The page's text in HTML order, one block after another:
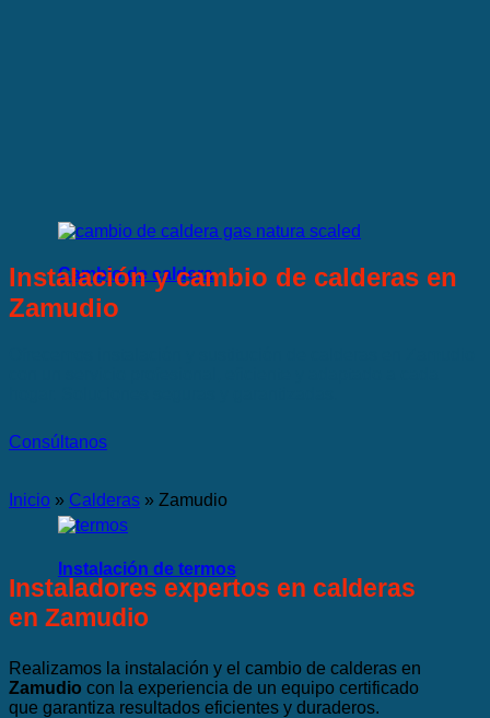
Cambio de caldera
Instalación de termos
Instalación y cambio de calderas en
Zamudio
Consúltanos
Inicio » Calderas » Zamudio
Instaladores expertos en calderas
en Zamudio
Realizamos la instalación y el cambio de calderas en
Zamudio con la experiencia de un equipo certificado
que garantiza resultados eficientes y duraderos.